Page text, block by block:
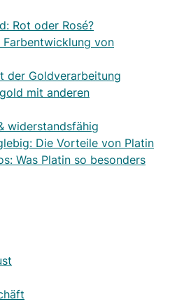
Rot oder Rosé?
von
der Goldverarbeitung
mit anderen
widerstandsfähig
Die Vorteile von Platin
Was Platin so besonders